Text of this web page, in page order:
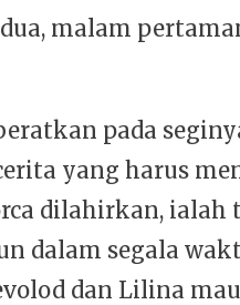
malam
pada
yang harus
dilahirkan, ialah
dalam segala
dan Lilina